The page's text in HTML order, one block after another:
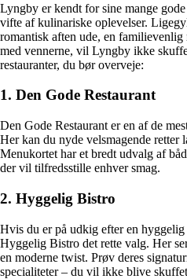
Lyngby er kendt for sine mange
vifte af kulinariske oplevelser.
romantisk aften ude, en familievenlig
med vennerne, vil Lyngby ikke
restauranter, du bør overveje:
1. Den Gode Restaurant
Den Gode Restaurant er en af de
Her kan du nyde velsmagende retter
Menukortet har et bredt udvalg af
der vil tilfredsstille enhver smag.
2. Hyggelig Bistro
Hvis du er på udkig efter en
Hyggelig Bistro det rette valg. Her
en moderne twist. Prøv deres
specialiteter – du vil ikke blive